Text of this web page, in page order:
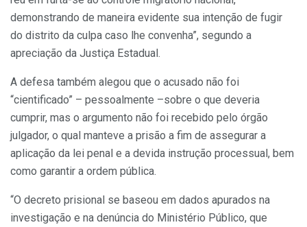
demonstrando de maneira evidente sua intenção de fugir
do distrito da culpa caso lhe convenha”, segundo a
apreciação da Justiça Estadual.
A defesa também alegou que o acusado não foi
“cientificado” – pessoalmente –sobre o que deveria
cumprir, mas o argumento não foi recebido pelo órgão
julgador, o qual manteve a prisão a fim de assegurar a
aplicação da lei penal e a devida instrução processual, bem
como garantir a ordem pública.
“O decreto prisional se baseou em dados apurados na
investigação e na denúncia do Ministério Público, que